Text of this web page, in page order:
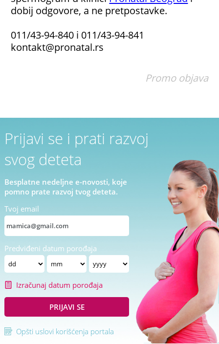
dobij odgovore, a ne pretpostavke.
011/43-94-840 i 011/43-94-841
kontakt@pronatal.rs
Promo objava
Prijavi se i prati razvoj
svog deteta
Besplatne nedeljne e-novosti, koje
pomno prate razvoj tvog deteta.
Tvoj email
Predviđeni datum porođaja
Izračunaj datum porođaja
PRIJAVI SE
Opšti uslovi korišćenja portala